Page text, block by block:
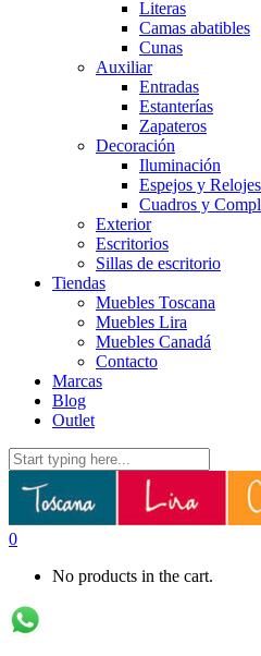
Literas
Camas abatibles
Cunas
Auxiliar
Entradas
Estanterías
Zapateros
Decoración
Iluminación
Espejos y Relojes
Cuadros y
Exterior
Escritorios
Sillas de escritorio
Tiendas
Muebles Toscana
Muebles Lira
Muebles Canadá
Contacto
Marcas
Blog
Outlet
0
No products in the cart.